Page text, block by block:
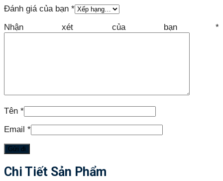
Đánh giá của bạn *
Nhận xét của bạn *
Tên *
Email *
Chi Tiết Sản Phẩm